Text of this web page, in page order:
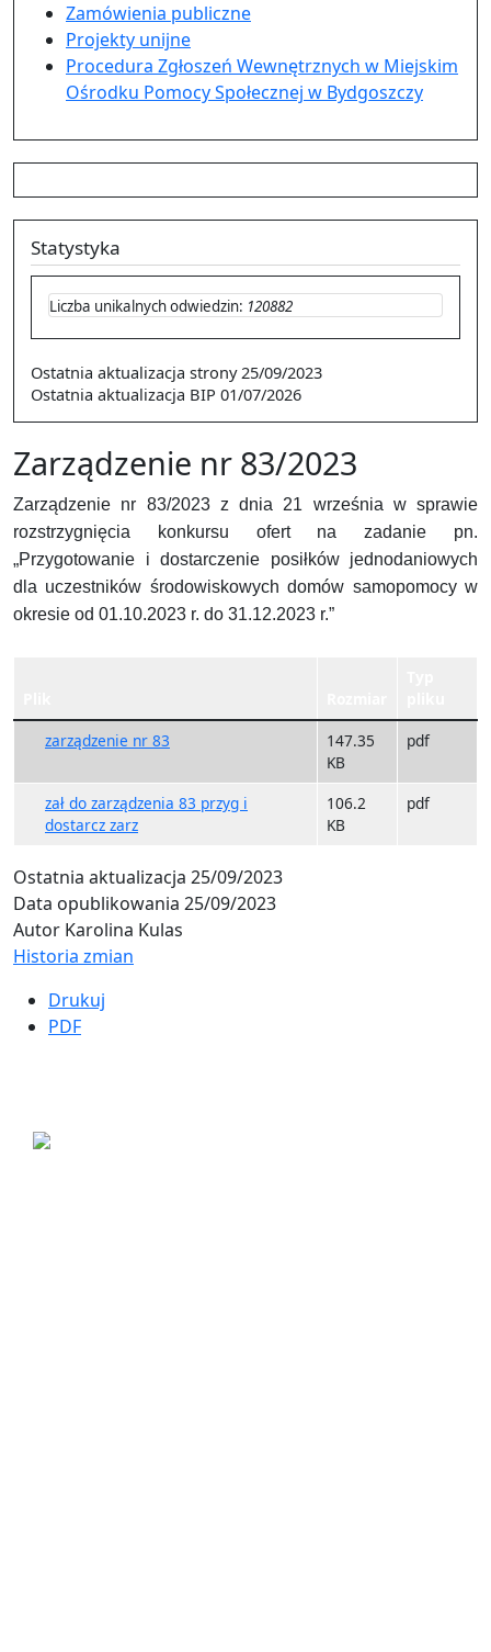
Zarządzenie nr 83/2023
Zarządzenie nr 83/2023 z dnia 21 września w sprawie
rozstrzygnięcia konkursu ofert na zadanie pn.
„Przygotowanie i dostarczenie posiłków jednodaniowych
dla uczestników środowiskowych domów samopomocy w
okresie od 01.10.2023 r. do 31.12.2023 r.”
zarządzenie nr 83
147.35
KB
pdf
zał do zarządzenia 83 przyg i
dostarcz zarz
106.2
KB
pdf
Ostatnia aktualizacja 25/09/2023
Data opublikowania 25/09/2023
Autor Karolina Kulas
Historia zmian
Drukuj
PDF
Zamówienia publiczne
Projekty unijne
Procedura Zgłoszeń Wewnętrznych w Miejskim
Ośrodku Pomocy Społecznej w Bydgoszczy
Statystyka
Liczba unikalnych odwiedzin: 120882
Ostatnia aktualizacja strony 25/09/2023
Ostatnia aktualizacja BIP 01/07/2026